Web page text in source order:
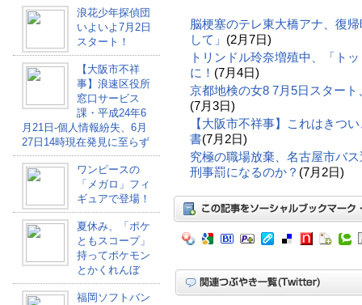
浪花少年探偵団
いよいよ7月2日
スタート！
【大阪市不祥
事】浪速区役所
窓口サービス
課・平成24年6
月21日-個人情報紛失、6月
27日14時現在発見に至らず
ワンピースの
「メガロ」フィ
ギュアで登場！
夏休み、「ポケ
ともスコープ」
持ってポケモン
とかくれんぼ
福岡ソフトバン
脳梗塞のテレ東大橋アナ、復
して」 (2月7日)
トリンドル玲奈増殖中、「ト
に！ (7月4日)
京都地検の女8 7月5日スター
(7月3日)
【大阪市不祥事】これはきつ
書(7月2日)
究極の職場放棄、名古屋市バ
刑事罰になるのか？ (7月2日)